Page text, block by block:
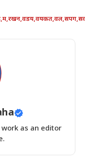
,म,रखन,वडय,वयकत,वल,सपग,
as an editor